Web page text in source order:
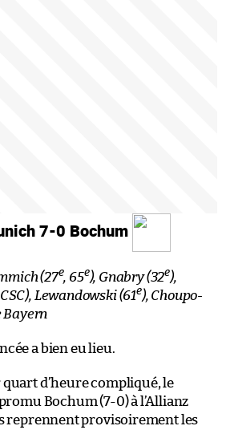
7-0 Bochum
(27e, 65e), Gnabry (32e),
Lewandowski (61e), Choupo-
Bayern
a bien eu lieu.
d’heure compliqué, le
Bochum (7-0) à l’Allianz
reprennent provisoirement les